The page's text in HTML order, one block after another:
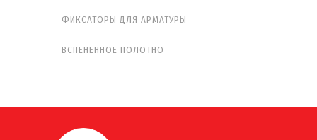
ФИКСАТОРЫ ДЛЯ АРМАТУРЫ
ВСПЕНЕННОЕ ПОЛОТНО